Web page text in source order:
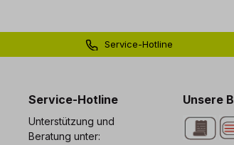
Service-Hotline
Service-Hotline
Unterstützung und
Beratung unter:
Unsere